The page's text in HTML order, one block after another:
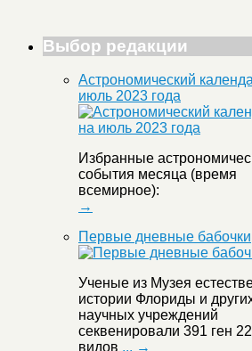
Выбор редакции
Астрономический
июль 2023 года
Избранные
события месяца (время
→
Первые дневные бабочки
Ученые из Музея
истории Флориды и
научных учреждений
секвенировали 391 ген
видов ... →